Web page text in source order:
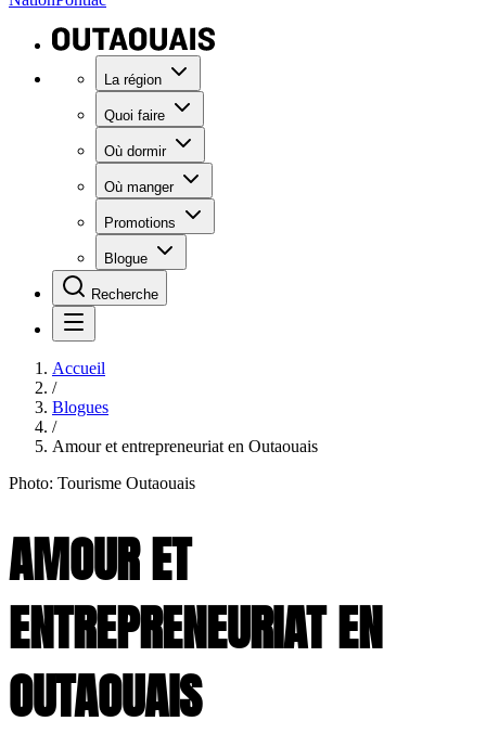
La région
Quoi faire
Où dormir
Où manger
Promotions
Blogue
Recherche
Accueil
/
Blogues
/
Amour et entrepreneuriat en Outaouais
Photo: Tourisme Outaouais
AMOUR ET
ENTREPRENEURIAT EN
OUTAOUAIS